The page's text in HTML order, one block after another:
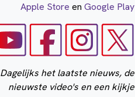
Apple Store en Google Play
Dagelijks het laatste nieuws, de
nieuwste video's en een kijkje